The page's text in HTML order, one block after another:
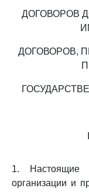
ДОГОВОРОВ
ДОГОВОРОВ,
1. Настоящие
организации и